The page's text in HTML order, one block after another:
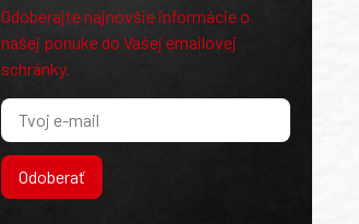
Odoberajte najnovšie informácie o
našej ponuke do Vašej emailovej
schránky.
Odoberať